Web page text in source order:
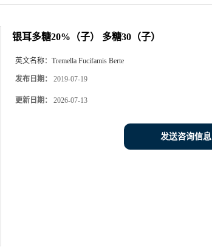
银耳多糖20%（子） 多糖30（子）
英文名称： Tremella Fucifamis Berte
发布日期： 2019-07-19
更新日期： 2026-07-13
发送咨询信息